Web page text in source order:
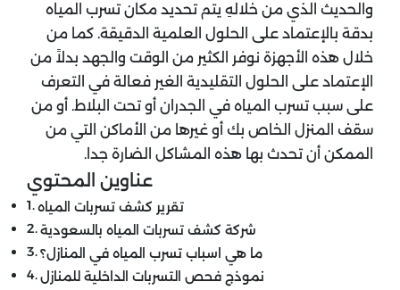
والحديث الذي من خلالهِ يتم تحديد مكان تسرب المياه
بدقة بالإعتماد على الحلول العلمية الدقيقة. كما من
خلال هذه الأجهزة نوفر الكثير من الوقت والجهد بدلاً من
الإعتماد على الحلول التقليدية الغير فعالة في التعرف
على سبب تسرب المياه في الجدران أو تحت البلاط. أو من
سقف المنزل الخاص بك أو غيرها من الأماكن التي من
الممكن أن تحدث بها هذه المشاكل الضارة جدا.
عناوين المحتوي
تقرير كشف تسربات المياه
شركة كشف تسربات المياه بالسعودية
ما هي اسباب تسرب المياه في المنازل؟
نموذج فحص التسربات الداخلية للمنازل